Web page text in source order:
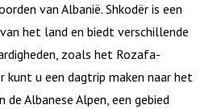
van Albanië. Shkodër is een
het land en biedt verschillende
zoals het Rozafa-
kunt u een dagtrip maken naar het
Albanese Alpen, een gebied